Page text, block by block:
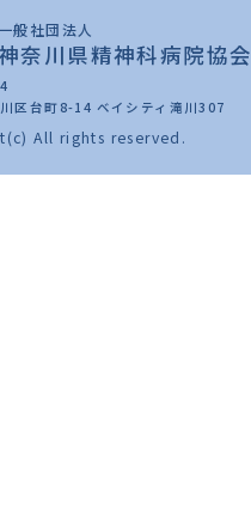
一般社団法人
奈川県精神科病院協会
区台町8-14 ベイシティ滝川307
All rights reserved.